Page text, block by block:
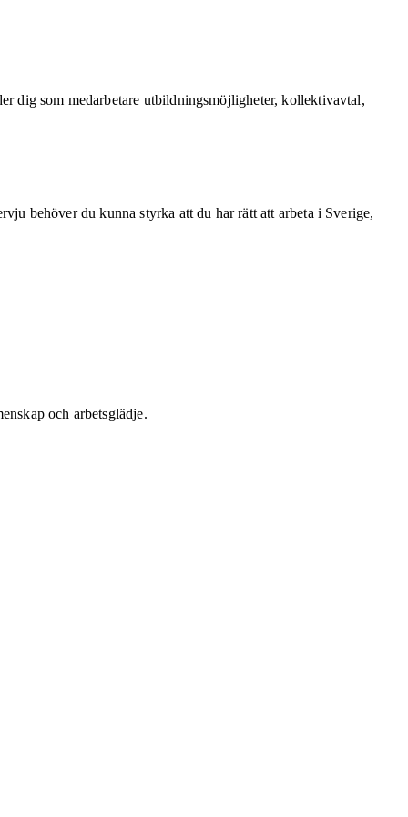
dig som medarbetare utbildningsmöjligheter, kollektivavtal,
behöver du kunna styrka att du har rätt att arbeta i Sverige,
och arbetsglädje.